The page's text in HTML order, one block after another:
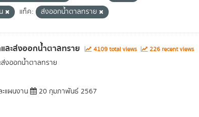
แท็ค: ส่งออกน้ำตาลทราย
ละส่งออกน้ำตาลทราย 4109 total views 226 recent views
ส่งออกน้ำตาลทราย
แผนงาน 20 กุมภาพันธ์ 2567